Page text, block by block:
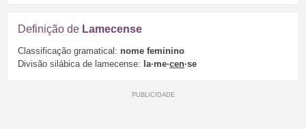
Definição de Lamecense
Classificação gramatical: nome feminino
Divisão silábica de lamecense: la·me·cen·se